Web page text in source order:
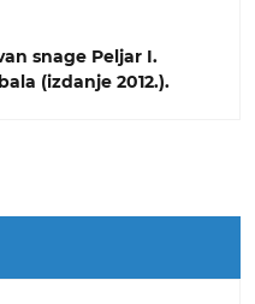
snage Peljar I.
(izdanje 2012.).